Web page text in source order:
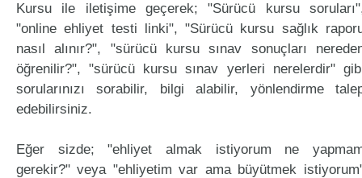
Kursu ile iletişime geçerek; "Sürücü kursu
"online ehliyet testi linki", "Sürücü kursu sağlık
nasıl alınır?", "sürücü kursu sınav sonuçları
öğrenilir?", "sürücü kursu sınav yerleri nerelerdir"
sorularınızı sorabilir, bilgi alabilir, yönlendirme
edebilirsiniz.
Eğer sizde; "ehliyet almak istiyorum ne
gerekir?" veya "ehliyetim var ama büyütmek